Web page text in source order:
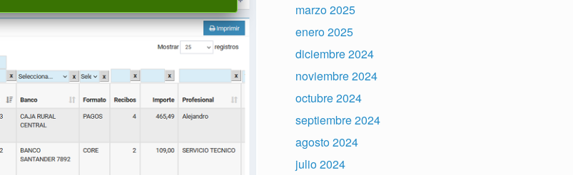
marzo 2025
enero 2025
diciembre 2024
noviembre 2024
octubre 2024
septiembre 2024
agosto 2024
julio 2024